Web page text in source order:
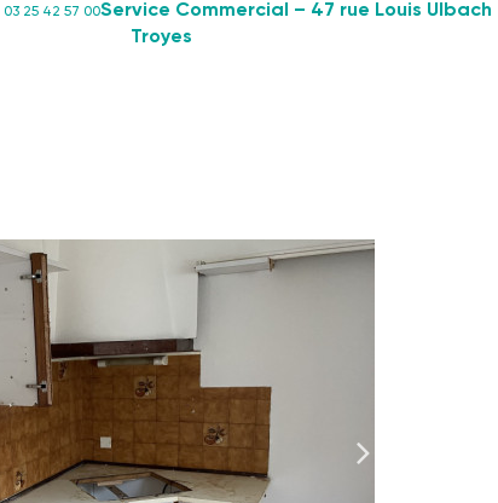
03 25 42 57 00Service Commercial – 47 rue Louis
Troyes